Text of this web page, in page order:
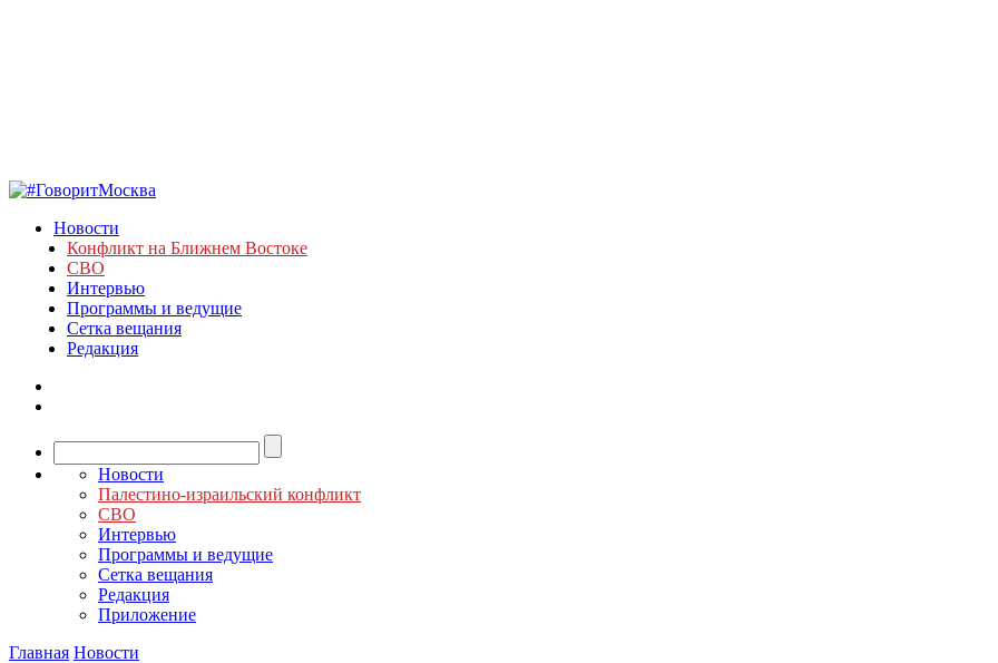
Новости
Конфликт на Ближнем Востоке
СВО
Интервью
Программы и ведущие
Сетка вещания
Редакция
Новости
Палестино-израильский конфликт
СВО
Интервью
Программы и ведущие
Сетка вещания
Редакция
Приложение
Главная Новости